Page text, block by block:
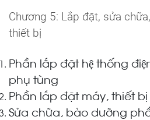
Chương 5: Lắp đặt, sửa
thiết bị
Phần lắp đặt hệ thống
phụ tùng
Phần lắp đặt máy, thiết
Sửa chữa, bảo dưỡng